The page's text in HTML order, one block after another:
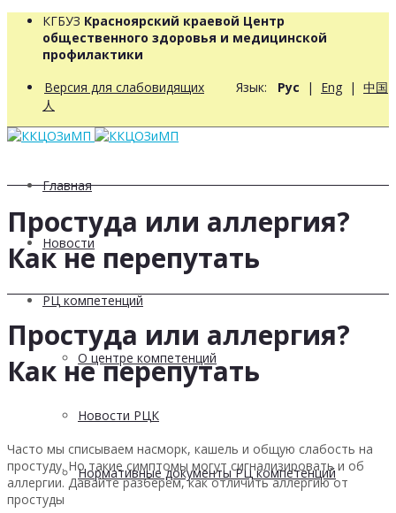
КГБУЗ Красноярский краевой Центр
общественного здоровья и медицинской
профилактики
Версия для слабовидящих Язык: Рус | Eng | 中国
人
Главная
Новости
РЦ компетенций
О центре компетенций
Новости РЦК
Нормативные документы РЦ компетенций
Простуда или аллергия?
Как не перепутать
Простуда или аллергия?
Как не перепутать
Часто мы списываем насморк, кашель и общую слабость на
простуду. Но такие симптомы могут сигнализировать и об
аллергии. Давайте разберём, как отличить аллергию от
простуды